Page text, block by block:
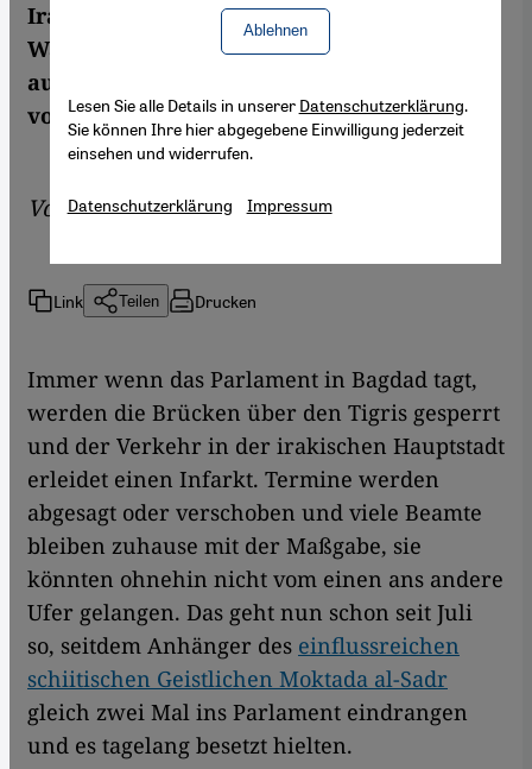
Iraker zum Tahrir-Platz. Sie wollen erneute
Wahlen, doch das Parlament will sich nicht
auflösen. Die Volksvertreter werden nun
vor dem Volk geschützt.
VonBirgit Svensson
Link Teilen Drucken
Immer wenn das Parlament in Bagdad tagt,
werden die Brücken über den Tigris gesperrt
und der Verkehr in der irakischen Hauptstadt
erleidet einen Infarkt. Termine werden
abgesagt oder verschoben und viele Beamte
bleiben zuhause mit der Maßgabe, sie
könnten ohnehin nicht vom einen ans andere
Ufer gelangen. Das geht nun schon seit Juli
so, seitdem Anhänger des einflussreichen
schiitischen Geistlichen Moktada al-Sadr
gleich zwei Mal ins Parlament eindrangen
und es tagelang besetzt hielten.
Ablehnen
Lesen Sie alle Details in unserer Datenschutzerklärung.
Sie können Ihre hier abgegebene Einwilligung jederzeit
einsehen und widerrufen.
Datenschutzerklärung Impressum